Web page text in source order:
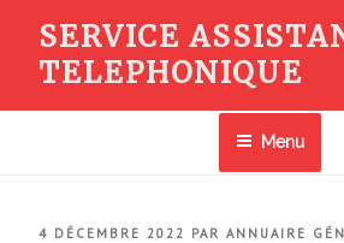
contenu
SERVICE
TELEPHONIQUE
Menu
PUBLIÉ
4 DÉCEMBRE 2022 PAR ANNUAIRE